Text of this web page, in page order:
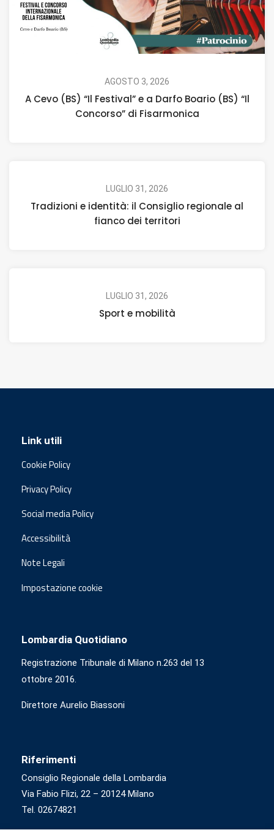
AGOSTO 3, 2026
A Cevo (BS) “Il Festival” e a Darfo Boario (BS) “Il
Concorso” di Fisarmonica
LUGLIO 31, 2026
Tradizioni e identità: il Consiglio regionale al
fianco dei territori
LUGLIO 31, 2026
Sport e mobilità
Link utili
Cookie Policy
Privacy Policy
Social media Policy
Accessibilità
Note Legali
Impostazione cookie
Lombardia Quotidiano
Registrazione Tribunale di Milano n.263 del 13
ottobre 2016.
Direttore Aurelio Biassoni
Riferimenti
Consiglio Regionale della Lombardia
Via Fabio Flizi, 22 – 20124 Milano
Tel. 02674821